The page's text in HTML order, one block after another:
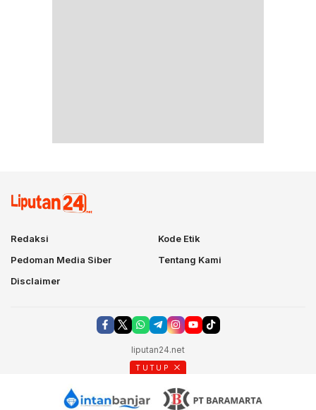
Redaksi
Kode Etik
Pedoman Media Siber
Tentang Kami
Disclaimer
liputan24.net
TUTUP